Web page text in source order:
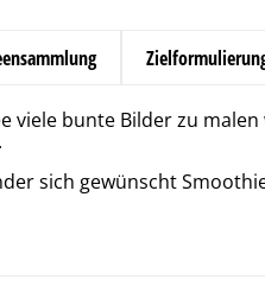
viele bunte Bilder zu
sich gewünscht